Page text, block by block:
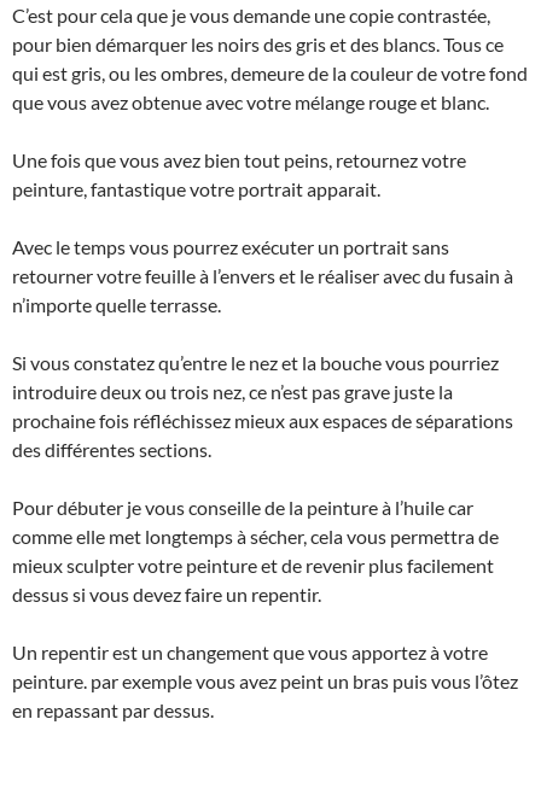
C’est pour cela que je vous demande une copie contrastée,
pour bien démarquer les noirs des gris et des blancs. Tous ce
qui est gris, ou les ombres, demeure de la couleur de votre fond
que vous avez obtenue avec votre mélange rouge et blanc.
Une fois que vous avez bien tout peins, retournez votre
peinture, fantastique votre portrait apparait.
Avec le temps vous pourrez exécuter un portrait sans
retourner votre feuille à l’envers et le réaliser avec du fusain à
n’importe quelle terrasse.
Si vous constatez qu’entre le nez et la bouche vous pourriez
introduire deux ou trois nez, ce n’est pas grave juste la
prochaine fois réfléchissez mieux aux espaces de séparations
des différentes sections.
Pour débuter je vous conseille de la peinture à l’huile car
comme elle met longtemps à sécher, cela vous permettra de
mieux sculpter votre peinture et de revenir plus facilement
dessus si vous devez faire un repentir.
Un repentir est un changement que vous apportez à votre
peinture. par exemple vous avez peint un bras puis vous l’ôtez
en repassant par dessus.